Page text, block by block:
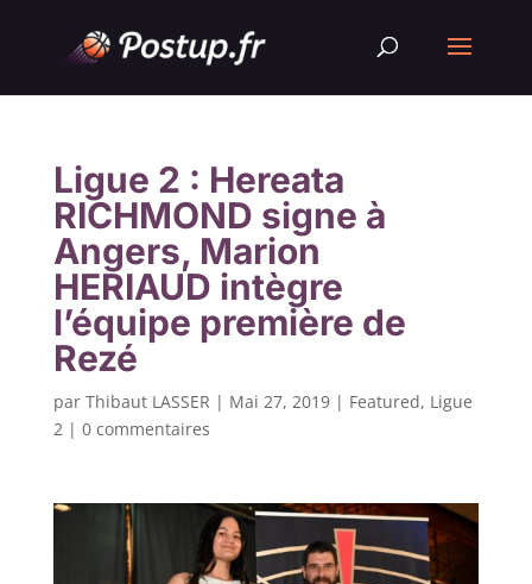
Ligue 2 : Hereata
RICHMOND signe à
Angers, Marion
HERIAUD intègre
l’équipe première de
Rezé
par Thibaut LASSER | Mai 27, 2019| Featured, Ligue
2| 0 commentaires